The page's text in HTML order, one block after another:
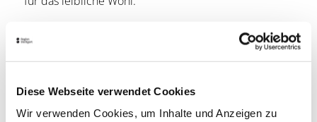
Diese Webseite verwendet Cookies
Wir verwenden Cookies, um Inhalte und Anzeigen zu